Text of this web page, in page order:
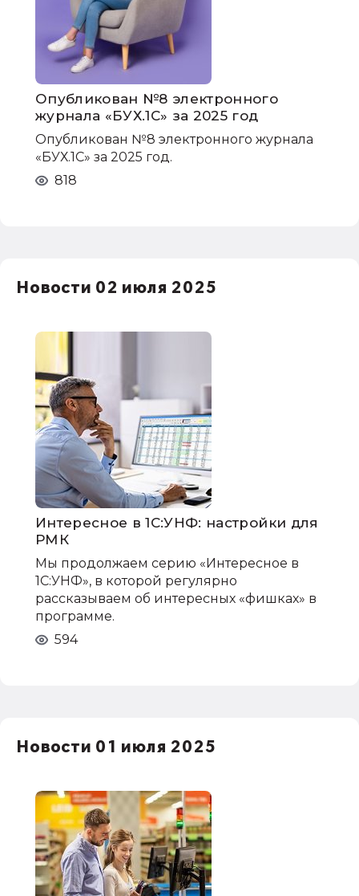
Опубликован №8 электронного
журнала «БУХ.1С» за 2025 год
Опубликован №8 электронного журнала
«БУХ.1С» за 2025 год.
818
Новости 02 июля 2025
Интересное в 1С:УНФ: настройки для
РМК
Мы продолжаем серию «Интересное в
1С:УНФ», в которой регулярно
рассказываем об интересных «фишках» в
программе.
594
Новости 01 июля 2025